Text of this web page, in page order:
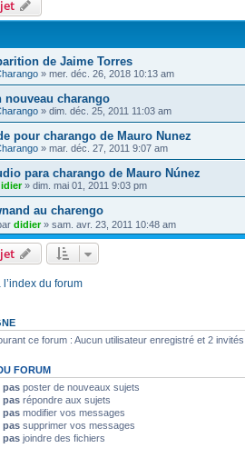
de Jaime Torres
» mer. déc. 26, 2018 10:13 am
nouveau charango
» dim. déc. 25, 2011 11:03 am
pour charango de Mauro Nunez
» mar. déc. 27, 2011 9:07 am
para charango de Mauro Núnez
» dim. mai 01, 2011 9:03 pm
au charengo
didier» sam. avr. 23, 2011 10:48 am
l’index du forum
ce forum : Aucun utilisateur enregistré et 2 invités
FORUM
pas poster de nouveaux sujets
pas répondre aux sujets
pas modifier vos messages
pas supprimer vos messages
pas joindre des fichiers